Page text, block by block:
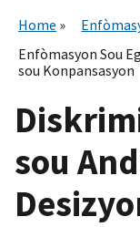
Home
Enfòmasyon Sou
sou Konpansasyon
sou